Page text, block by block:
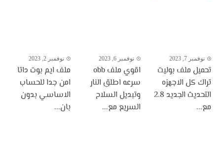
نوفمبر 7, 2023
تحميل ملف بوليت
تراك كل الاجهزه
التحديث الجديد 2.8
مع...
نوفمبر 6, 2023
اقوي ملف obb
سرعه اطلق النار
وتبديل السلاح
السريع مع...
نوفمبر 2, 2023
ملف ايم بوت داتا
امن جدا للحساب
الاساسي بدون
بان...